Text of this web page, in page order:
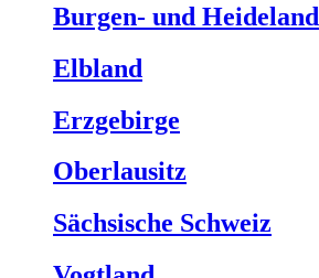
Burgen- und Heideland
Elbland
Erzgebirge
Oberlausitz
Sächsische Schweiz